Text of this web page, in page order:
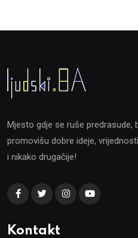
Mjesto gdje se ruše predrasude,
promovišu dobre ideje,
i nikako drugačije!
Kontakt